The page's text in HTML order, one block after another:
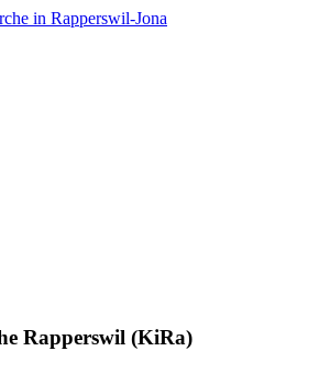
Rapperswil (KiRa)